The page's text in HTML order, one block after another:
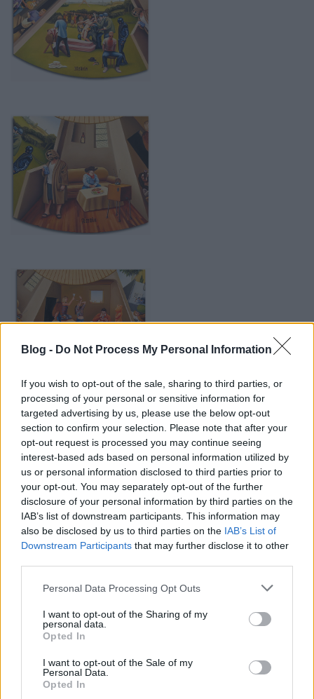
Blog - Do Not Process My Personal Information
If you wish to opt-out of the sale, sharing to third parties, or
processing of your personal or sensitive information for
targeted advertising by us, please use the below opt-out
section to confirm your selection. Please note that after your
opt-out request is processed you may continue seeing
interest-based ads based on personal information utilized by
us or personal information disclosed to third parties prior to
your opt-out. You may separately opt-out of the further
disclosure of your personal information by third parties on the
IAB’s list of downstream participants. This information may
also be disclosed by us to third parties on the IAB’s List of
Downstream Participants that may further disclose it to other
Please note that this website/app uses one or more Google
not limited to your visit or usage behaviour. You may click to
grant or deny consent to Google and its third-party tags to
use your data for below specified purposes in below Google
consent section.
Personal Data Processing Opt Outs
I want to opt-out of the Sharing of my
personal data.
Opted In
I want to opt-out of the Sale of my
Personal Data.
Opted In